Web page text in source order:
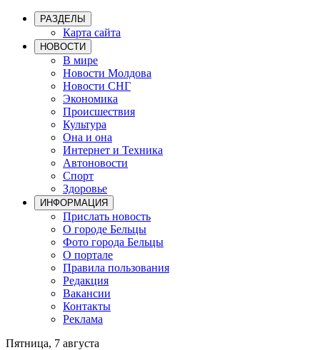
РАЗДЕЛЫ
Карта сайта
НОВОСТИ
В мире
Новости Молдова
Новости СНГ
Экономика
Происшествия
Культура
Она и она
Интернет и Техника
Автоновости
Спорт
Здоровье
ИНФОРМАЦИЯ
Прислать новость
О городе Бельцы
Фото города Бельцы
О портале
Правила пользования
Редакция
Вакансии
Контакты
Реклама
Пятница, 7 августа